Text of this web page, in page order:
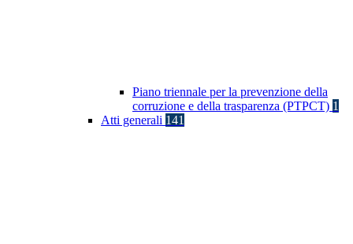
Piano triennale per la prevenzione della
corruzione e della trasparenza (PTPCT) 1
Atti generali 141